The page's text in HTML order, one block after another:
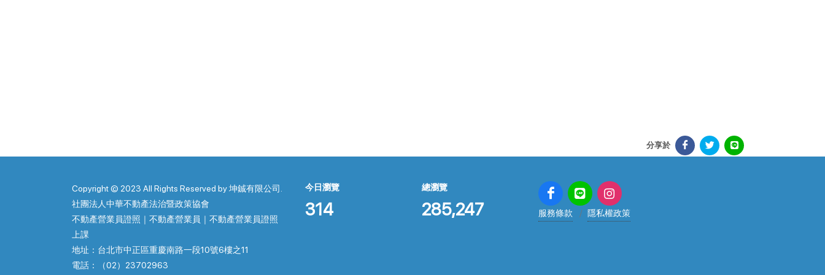
分享於
Copyright © 2023 All Rights Reserved by 坤鋮有限公司.
社團法人中華不動產法治暨政策協會
不動產營業員證照｜不動產營業員｜不動產營業員證照
上課
地址：台北市中正區重慶南路一段10號6樓之11
電話：（02）23702963
今日瀏覽
314
總瀏覽
285,247 服務條款 隱私權政策